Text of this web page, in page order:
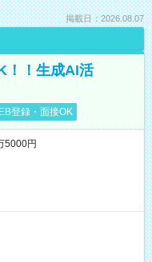
掲載日：2026.08.07
！！生成AI活
登録・面接OK
5000円